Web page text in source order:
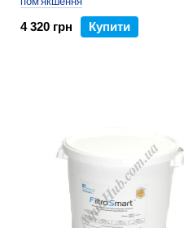
4 320 грн Купити